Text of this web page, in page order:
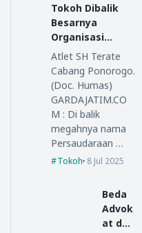
Tokoh Dibalik
Besarnya
Organisasi
Persaudaraan
Setia Hati
Terate
Atlet SH Terate
Cabang Ponorogo.
(Doc. Humas)
GARDAJATIM.CO
M : Di balik
megahnya nama
Persaudaraan …
Tokoh 8 Jul 2025
Beda
Advok
at dan